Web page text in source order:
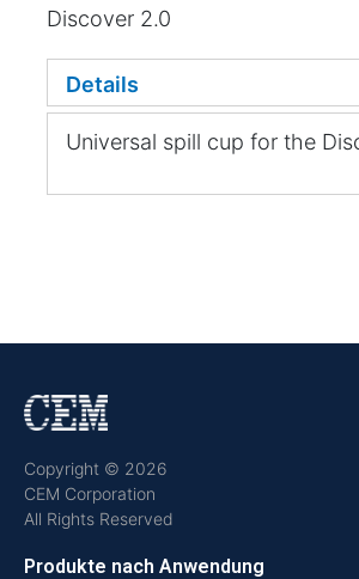
Discover 2.0
Details
Universal spill cup for the
Copyright © 2026
CEM Corporation
All Rights Reserved
Produkte nach Anwendung